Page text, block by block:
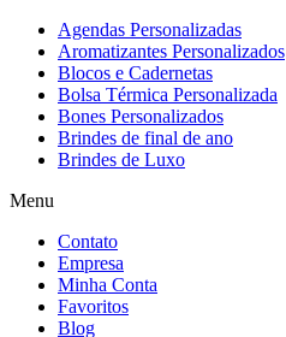
Agendas Personalizadas
Aromatizantes Personalizados
Blocos e Cadernetas
Bolsa Térmica Personalizada
Bones Personalizados
Brindes de final de ano
Brindes de Luxo
Menu
Contato
Empresa
Minha Conta
Favoritos
Blog